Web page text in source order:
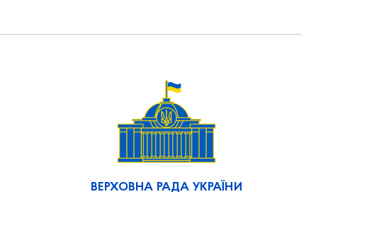
ВЕРХОВНА РАДА УКРАЇНИ